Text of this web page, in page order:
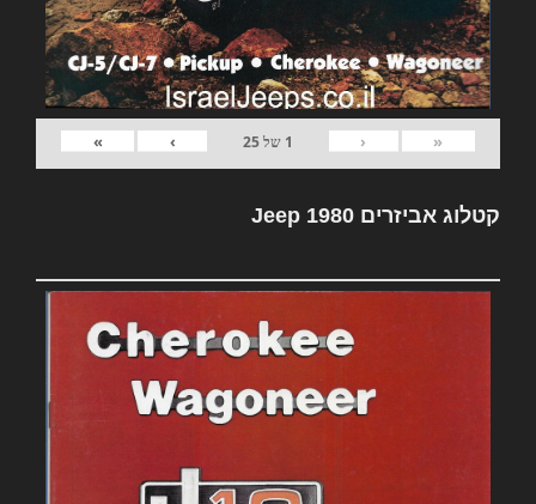
«
‹
1 של25
›
»
קטלוג אביזרים Jeep 1980